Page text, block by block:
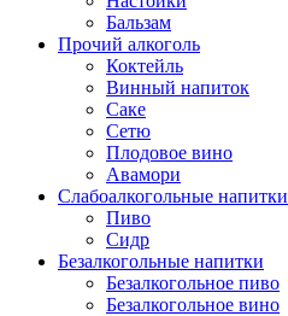
Бальзам
Прочий алкоголь
Коктейль
Винный напиток
Саке
Сетю
Плодовое вино
Авамори
Слабоалкогольные напитки
Пиво
Сидр
Безалкогольные напитки
Безалкогольное пиво
Безалкогольное вино